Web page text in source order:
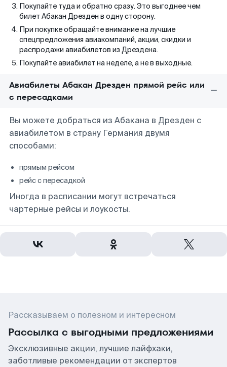
Покупайте туда и обратно сразу. Это выгоднее чем
билет Абакан Дрезден в одну сторону.
При покупке обращайте внимание на лучшие
спецпредложения авиакомпаний, акции, скидки и
распродажи авиабилетов из Дрездена.
Покупайте авиабилет на неделе, а не в выходные.
Авиабилеты Абакан Дрезден прямой рейс или
с пересадками
Вы можете добраться из Абакана в Дрезден с
авиабилетом в страну Германия двумя
способами:
прямым рейсом
рейс с пересадкой
Иногда в расписании могут встречаться
чартерные рейсы и лоукосты.
Рассказываем о полезном и интересном
Рассылка с выгодными предложениями
Эксклюзивные акции, лучшие лайфхаки,
заботливые рекомендации от экспертов